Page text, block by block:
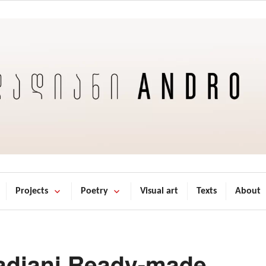
Projects Poetry Visual art Texts About